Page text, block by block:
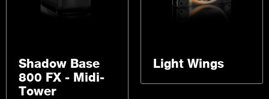
Shadow Base
800 FX - Midi-
Tower
Light Wings